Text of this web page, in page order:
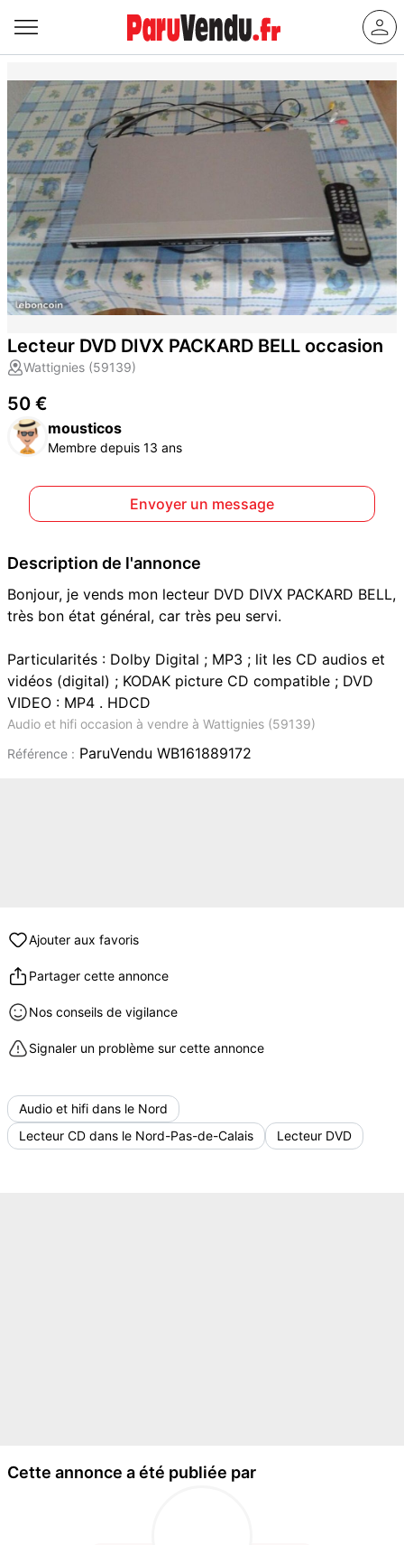
Lecteur DVD DIVX PACKARD BELL occasion
Wattignies (59139)
50 €
mousticos
Membre depuis 13 ans
Envoyer un message
Description de l'annonce
Bonjour, je vends mon lecteur DVD DIVX PACKARD BELL,
très bon état général, car très peu servi.
Particularités : Dolby Digital ; MP3 ; lit les CD audios et
vidéos (digital) ; KODAK picture CD compatible ; DVD
VIDEO : MP4 . HDCD
Audio et hifi occasion à vendre à Wattignies (59139)
Référence : ParuVendu WB161889172
Ajouter aux favoris
Partager cette annonce
Nos conseils de vigilance
Signaler un problème sur cette annonce
Audio et hifi dans le Nord
Lecteur CD dans le Nord-Pas-de-Calais
Lecteur DVD
Cette annonce a été publiée par